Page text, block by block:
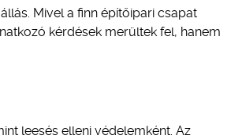
Mivel a finn építőipari csapat
kérdések merültek fel, hanem
leesés elleni védelemként. Az